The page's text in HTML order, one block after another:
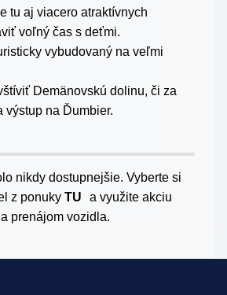
tu aj viacero atraktívnych
voľný čas s deťmi.
vybudovaný na veľmi
Demänovskú dolinu, či za
výstup na Ďumbier.
nikdy dostupnejšie. Vyberte si
z ponuky TU
a využite akciu
prenájom vozidla.